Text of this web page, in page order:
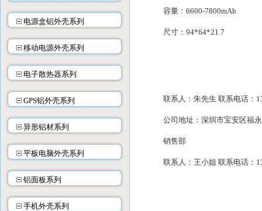
电源盒铝外壳系列
移动电源外壳系列
电子散热器系列
GPS铝外壳系列
异形铝材系列
平板电脑外壳系列
铝面板系列
手机外壳系列
容量： 6600-
尺寸：
联系人：朱先生 联系电话：
公司地址：深圳市宝安区福
销售部
联系人：王小姐 联系电话：